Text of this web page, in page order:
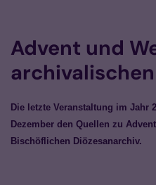
Advent und
Die letzte Veranstaltung im Jahr
Dezember den Quellen zu
Bischöflichen Diözesanarchiv.